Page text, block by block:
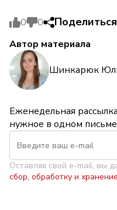
0 0 Поделиться
Автор материала
Шинкарюк
Еженедельная
нужное в одном
Оставляя свой e-mail, вы
сбор, обработку и